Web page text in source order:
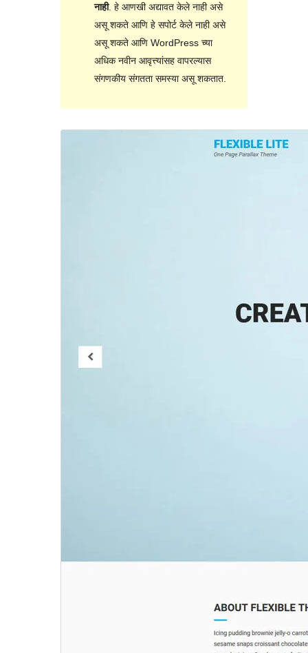
नाही. हे आणखी अद्यावत केले नाही असे
असू शकते आणि हे सपोर्ट केले नाही असे
असू शकते आणि WordPress च्या
अधिक नवीन आवृत्त्यांसह वापरल्यास
संगणकीय संगतता समस्या असू शकतात.